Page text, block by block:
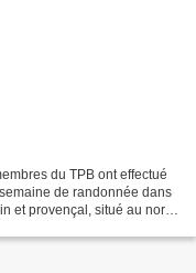
du TPB ont effectué
de randonnée dans
et provençal, situé au nord